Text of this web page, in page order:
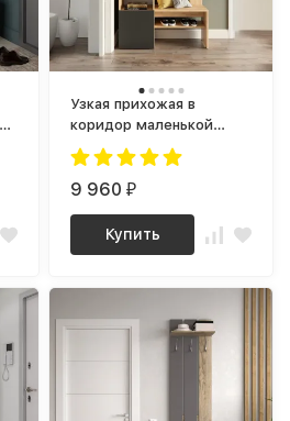
Узкая прихожая в
коридор маленькой
квартиры с зеркалом
ПР-15 сити ЛДСП
графит / крафт золотой
9 960₽
Купить